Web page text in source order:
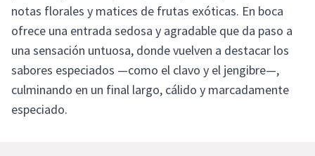
notas florales y matices de frutas exóticas. En boca
ofrece una entrada sedosa y agradable que da paso a
una sensación untuosa, donde vuelven a destacar los
sabores especiados —como el clavo y el jengibre—,
culminando en un final largo, cálido y marcadamente
especiado.